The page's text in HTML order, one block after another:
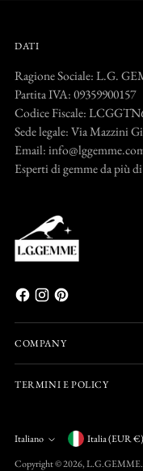
DATI
Ragione Sociale: L.G.
Partita IVA: 09359900157
Codice Fiscale:
Sede legale: Via Mazzini
Email:
Esperti di gemme da più
COMPANY
TERMINI E POLICY
Lingua
Italiano Valuta
Italia (EUR €)
Copyright © 2026,L.G.GEMME